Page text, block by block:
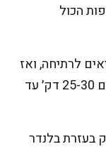
הכול
לרתיחה, ואז
מנמיכים לאש בינונית-נמוכה. מבשלים 25-30 דק׳ עד
בעזרת בלנדר